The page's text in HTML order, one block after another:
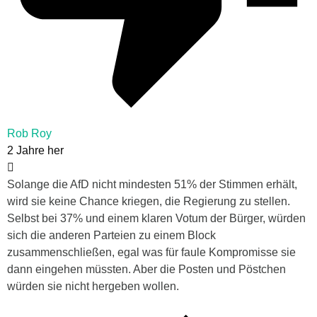
Rob Roy
2 Jahre her
Solange die AfD nicht mindesten 51% der Stimmen erhält,
wird sie keine Chance kriegen, die Regierung zu stellen.
Selbst bei 37% und einem klaren Votum der Bürger, würden
sich die anderen Parteien zu einem Block
zusammenschließen, egal was für faule Kompromisse sie
dann eingehen müssten. Aber die Posten und Pöstchen
würden sie nicht hergeben wollen.